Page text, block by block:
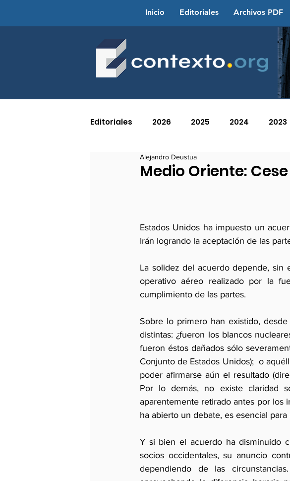
Inicio Editoriales Archivos PDF
Editoriales 2026 2025 2024 2023
2015 2014
Medio Oriente:
Alejandro Deustua
Estados Unidos ha impuesto un
Irán logrando la aceptación de las
La solidez del acuerdo depende, sin
operativo aéreo realizado por la
cumplimiento de las partes.
Sobre lo primero han existido,
distintas: ¿fueron los blancos
fueron éstos dañados sólo
Conjunto de Estados Unidos);  o
poder afirmarse aún el resultado
Por lo demás, no existe claridad
aparentemente retirado antes por los
ha abierto un debate, es esencial
Y si bien el acuerdo ha disminuido
socios occidentales, su anuncio
dependiendo de las